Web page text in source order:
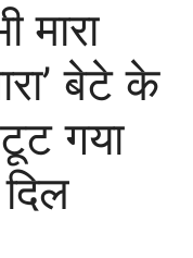
मारा
बेटे के
गया